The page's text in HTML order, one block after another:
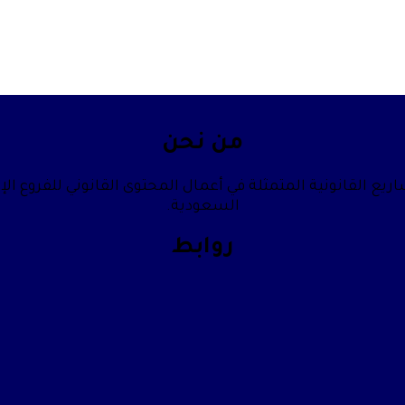
من نحن
القانونية المتمثلة في أعمال المحتوى القانوني للفروع
السعودية.
روابط